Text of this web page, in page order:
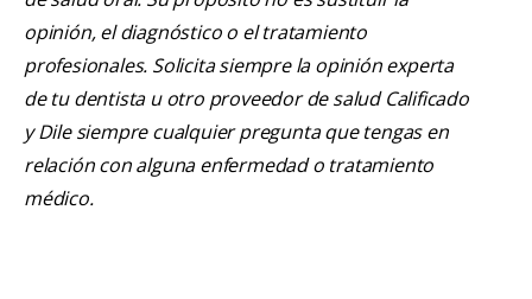
opinión, el diagnóstico o el tratamiento
profesionales. Solicita siempre la opinión experta
de tu dentista u otro proveedor de salud Calificado
y Dile siempre cualquier pregunta que tengas en
relación con alguna enfermedad o tratamiento
médico.